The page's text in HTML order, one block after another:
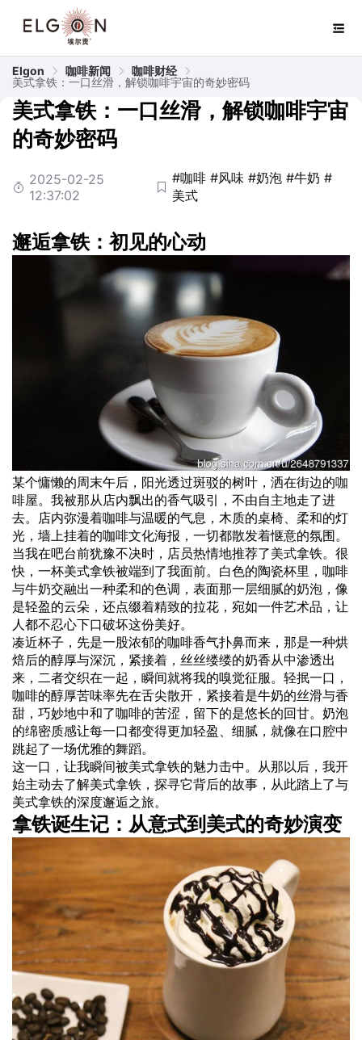
Elgon 咖啡新闻
咖啡财经
美式拿铁：一口丝滑，解锁咖啡宇宙的奇妙密码
美式拿铁：一口丝滑，解锁咖啡宇宙
的奇妙密码
2025-02-25
12:37:02
#咖啡 #风味 #奶泡 #牛奶 #
美式
邂逅拿铁：初见的心动
某个慵懒的周末午后，阳光透过斑驳的树叶，洒在街边的咖
啡屋。我被那从店内飘出的香气吸引，不由自主地走了进
去。店内弥漫着咖啡与温暖的气息，木质的桌椅、柔和的灯
光，墙上挂着的咖啡文化海报，一切都散发着惬意的氛围。
当我在吧台前犹豫不决时，店员热情地推荐了美式拿铁。很
快，一杯美式拿铁被端到了我面前。白色的陶瓷杯里，咖啡
与牛奶交融出一种柔和的色调，表面那一层细腻的奶泡 ，像
是轻盈的云朵，还点缀着精致的拉花，宛如一件艺术品，让
人都不忍心下口破坏这份美好。
凑近杯子，先是一股浓郁的咖啡香气扑鼻而来，那是一种烘
焙后的醇厚与深沉，紧接着，丝丝缕缕的奶香从中渗透出
来，二者交织在一起，瞬间就将我的嗅觉征服。轻抿一口，
咖啡的醇厚苦味率先在舌尖散开，紧接着是牛奶的丝滑与香
甜，巧妙地中和了咖啡的苦涩，留下的是悠长的回甘。奶泡
的绵密质感让每一口都变得更加轻盈、细腻，就像在口腔中
跳起了一场优雅的舞蹈。
这一口，让我瞬间被美式拿铁的魅力击中。从那以后，我开
始主动去了解美式拿铁，探寻它背后的故事，从此踏上了与
美式拿铁的深度邂逅之旅。
拿铁诞生记：从意式到美式的奇妙演变